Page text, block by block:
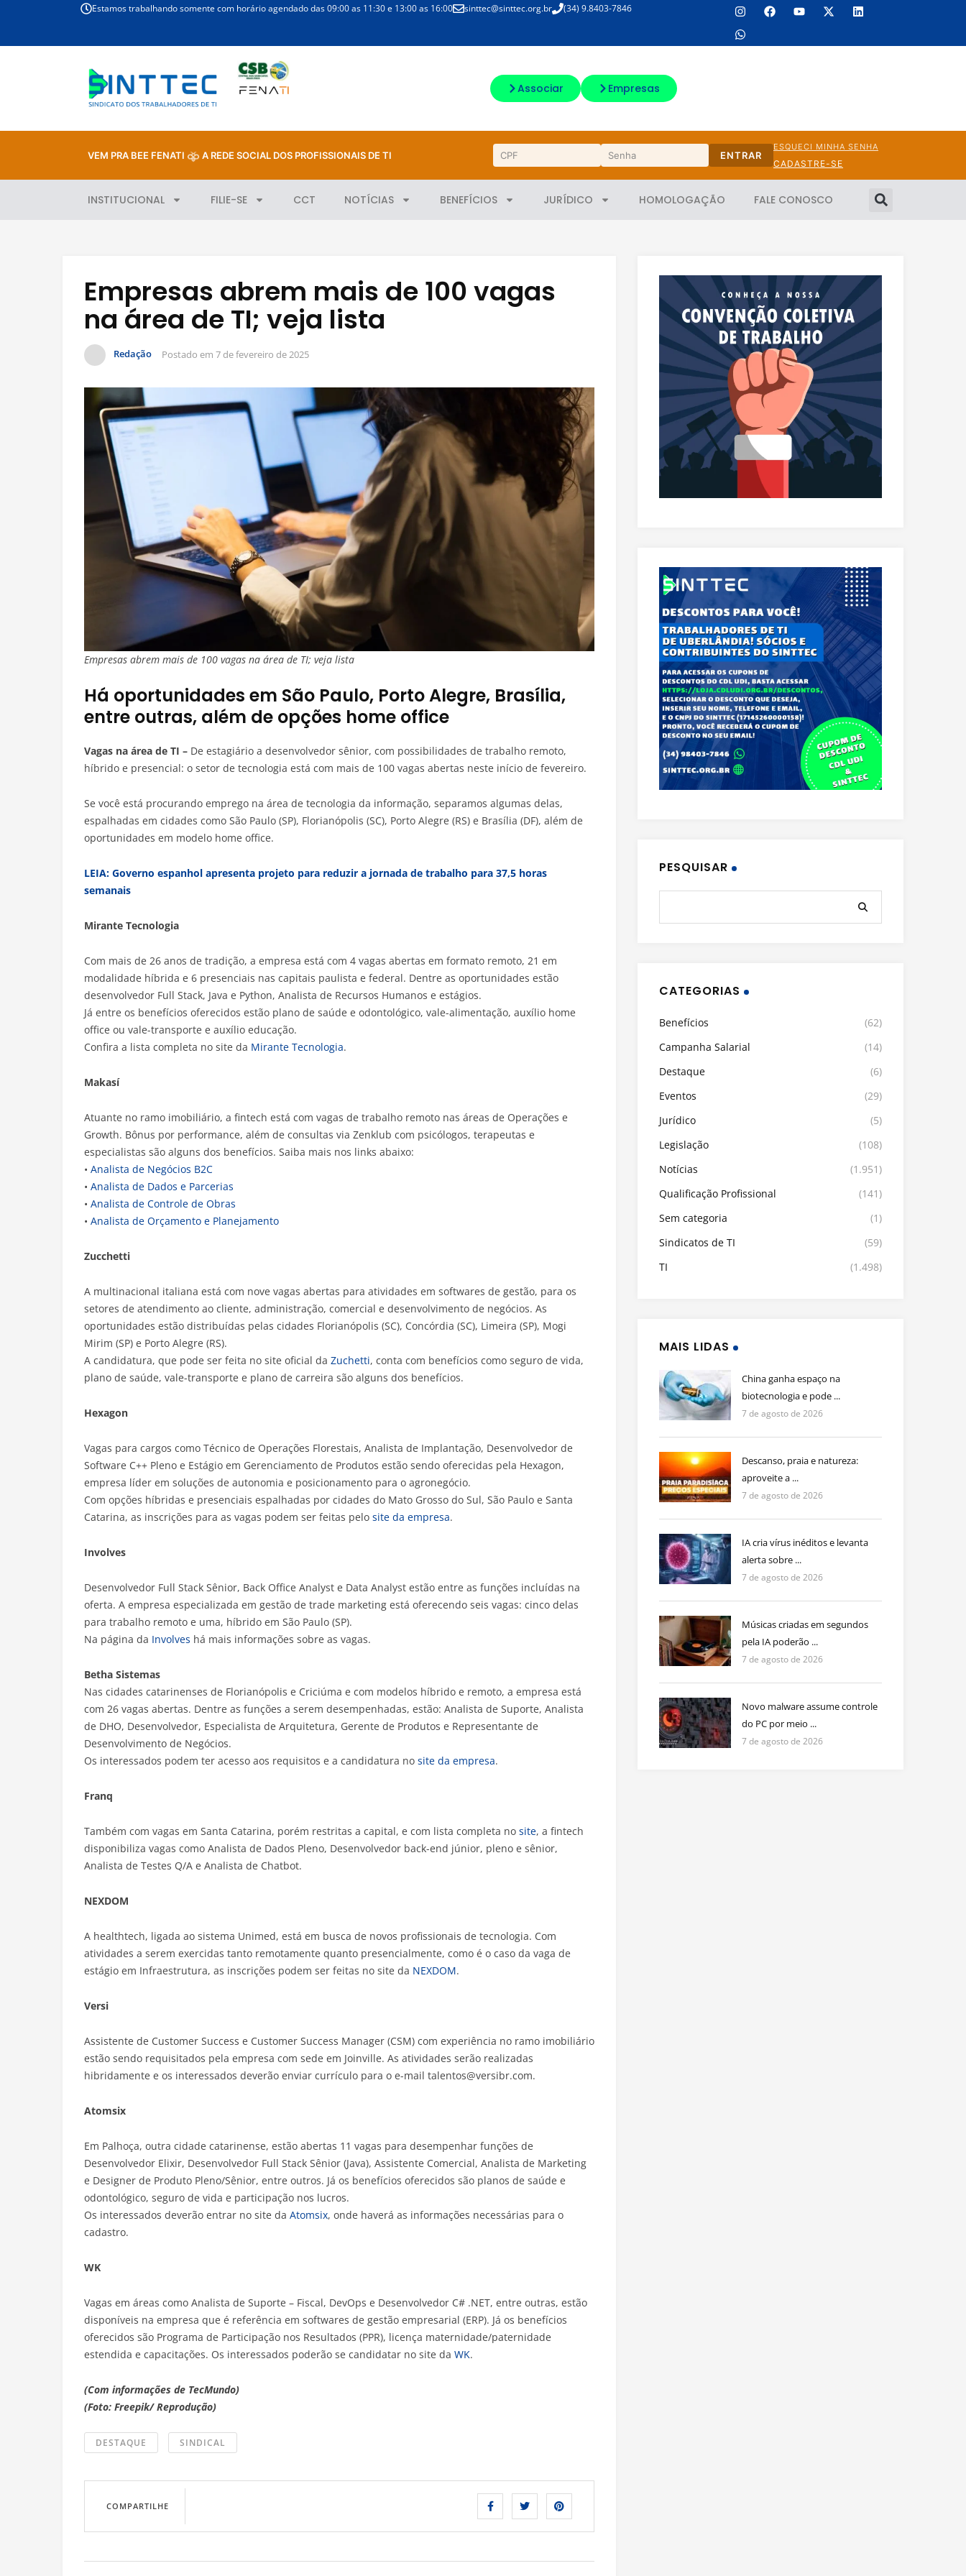
Estamos trabalhando somente com horário agendado das 09:00 as 11:30 e 13:00 as 16:00 sinttec@sinttec.org.br (34) 9.8403-7846
Associar Empresas
VEM PRA BEE FENATI A REDE SOCIAL DOS PROFISSIONAIS DE TI ENTRAR
ESQUECI MINHA SENHA
CADASTRE-SE
INSTITUCIONAL FILIE-SE CCT NOTÍCIAS BENEFÍCIOS JURÍDICO HOMOLOGAÇÃO FALE CONOSCO
Empresas abrem mais de 100 vagas
na área de TI; veja lista
Redação Postado em 7 de fevereiro de 2025
Empresas abrem mais de 100 vagas na área de TI; veja lista
Há oportunidades em São Paulo, Porto Alegre, Brasília,
entre outras, além de opções home office
Vagas na área de TI – De estagiário a desenvolvedor sênior, com possibilidades de trabalho remoto,
híbrido e presencial: o setor de tecnologia está com mais de 100 vagas abertas neste início de fevereiro.
Se você está procurando emprego na área de tecnologia da informação, separamos algumas delas,
espalhadas em cidades como São Paulo (SP), Florianópolis (SC), Porto Alegre (RS) e Brasília (DF), além de
oportunidades em modelo home office.
LEIA: Governo espanhol apresenta projeto para reduzir a jornada de trabalho para 37,5 horas
semanais
Mirante Tecnologia
Com mais de 26 anos de tradição, a empresa está com 4 vagas abertas em formato remoto, 21 em
modalidade híbrida e 6 presenciais nas capitais paulista e federal. Dentre as oportunidades estão
desenvolvedor Full Stack, Java e Python, Analista de Recursos Humanos e estágios.
Já entre os benefícios oferecidos estão plano de saúde e odontológico, vale-alimentação, auxílio home
office ou vale-transporte e auxílio educação.
Confira a lista completa no site da Mirante Tecnologia.
Makasí
Atuante no ramo imobiliário, a fintech está com vagas de trabalho remoto nas áreas de Operações e
Growth. Bônus por performance, além de consultas via Zenklub com psicólogos, terapeutas e
especialistas são alguns dos benefícios. Saiba mais nos links abaixo:
• Analista de Negócios B2C
• Analista de Dados e Parcerias
• Analista de Controle de Obras
• Analista de Orçamento e Planejamento
Zucchetti
A multinacional italiana está com nove vagas abertas para atividades em softwares de gestão, para os
setores de atendimento ao cliente, administração, comercial e desenvolvimento de negócios. As
oportunidades estão distribuídas pelas cidades Florianópolis (SC), Concórdia (SC), Limeira (SP), Mogi
Mirim (SP) e Porto Alegre (RS).
A candidatura, que pode ser feita no site oficial da Zuchetti, conta com benefícios como seguro de vida,
plano de saúde, vale-transporte e plano de carreira são alguns dos benefícios.
Hexagon
Vagas para cargos como Técnico de Operações Florestais, Analista de Implantação, Desenvolvedor de
Software C++ Pleno e Estágio em Gerenciamento de Produtos estão sendo oferecidas pela Hexagon,
empresa líder em soluções de autonomia e posicionamento para o agronegócio.
Com opções híbridas e presenciais espalhadas por cidades do Mato Grosso do Sul, São Paulo e Santa
Catarina, as inscrições para as vagas podem ser feitas pelo site da empresa.
Involves
Desenvolvedor Full Stack Sênior, Back Office Analyst e Data Analyst estão entre as funções incluídas na
oferta. A empresa especializada em gestão de trade marketing está oferecendo seis vagas: cinco delas
para trabalho remoto e uma, híbrido em São Paulo (SP).
Na página da Involves há mais informações sobre as vagas.
Betha Sistemas
Nas cidades catarinenses de Florianópolis e Criciúma e com modelos híbrido e remoto, a empresa está
com 26 vagas abertas. Dentre as funções a serem desempenhadas, estão: Analista de Suporte, Analista
de DHO, Desenvolvedor, Especialista de Arquitetura, Gerente de Produtos e Representante de
Desenvolvimento de Negócios.
Os interessados podem ter acesso aos requisitos e a candidatura no site da empresa.
Franq
Também com vagas em Santa Catarina, porém restritas a capital, e com lista completa no site, a fintech
disponibiliza vagas como Analista de Dados Pleno, Desenvolvedor back-end júnior, pleno e sênior,
Analista de Testes Q/A e Analista de Chatbot.
NEXDOM
A healthtech, ligada ao sistema Unimed, está em busca de novos profissionais de tecnologia. Com
atividades a serem exercidas tanto remotamente quanto presencialmente, como é o caso da vaga de
estágio em Infraestrutura, as inscrições podem ser feitas no site da NEXDOM.
Versi
Assistente de Customer Success e Customer Success Manager (CSM) com experiência no ramo imobiliário
estão sendo requisitados pela empresa com sede em Joinville. As atividades serão realizadas
hibridamente e os interessados deverão enviar currículo para o e-mail talentos@versibr.com.
Atomsix
Em Palhoça, outra cidade catarinense, estão abertas 11 vagas para desempenhar funções de
Desenvolvedor Elixir, Desenvolvedor Full Stack Sênior (Java), Assistente Comercial, Analista de Marketing
e Designer de Produto Pleno/Sênior, entre outros. Já os benefícios oferecidos são planos de saúde e
odontológico, seguro de vida e participação nos lucros.
Os interessados deverão entrar no site da Atomsix, onde haverá as informações necessárias para o
cadastro.
WK
Vagas em áreas como Analista de Suporte – Fiscal, DevOps e Desenvolvedor C# .NET, entre outras, estão
disponíveis na empresa que é referência em softwares de gestão empresarial (ERP). Já os benefícios
oferecidos são Programa de Participação nos Resultados (PPR), licença maternidade/paternidade
estendida e capacitações. Os interessados poderão se candidatar no site da WK.
(Com informações de TecMundo)
(Foto: Freepik/ Reprodução)
DESTAQUE SINDICAL
COMPARTILHE
PESQUISAR
CATEGORIAS
Benefícios
(62)
Campanha Salarial
(14)
Destaque
(6)
Eventos
(29)
Jurídico
(5)
Legislação
(108)
Notícias
(1.951)
Qualificação Profissional
(141)
Sem categoria
(1)
Sindicatos de TI
(59)
TI
(1.498)
MAIS LIDAS
China ganha espaço na
biotecnologia e pode ...
7 de agosto de 2026
Descanso, praia e natureza:
aproveite a ...
7 de agosto de 2026
IA cria vírus inéditos e levanta
alerta sobre ...
7 de agosto de 2026
Músicas criadas em segundos
pela IA poderão ...
7 de agosto de 2026
Novo malware assume controle
do PC por meio ...
7 de agosto de 2026